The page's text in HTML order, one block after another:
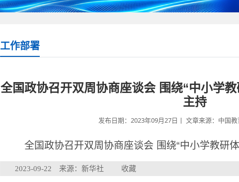
工作部署
全国政协召开双周协商座谈会 围绕“中小学
主持
发布日期：2023年09月27日丨 文章来源：中国
全国政协召开双周协商座谈会 围绕“中小学教研
2023-09-22 来源：新华社 收藏